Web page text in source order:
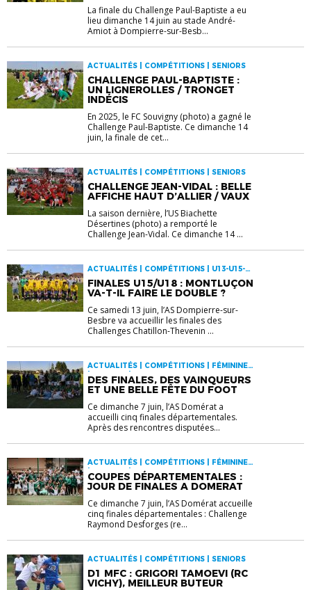
La finale du Challenge Paul-Baptiste a eu
lieu dimanche 14 juin au stade André-
Amiot à Dompierre-sur-Besb...
ACTUALITÉS | COMPÉTITIONS | SENIORS
CHALLENGE PAUL-BAPTISTE :
UN LIGNEROLLES / TRONGET
INDÉCIS
En 2025, le FC Souvigny (photo) a gagné le
Challenge Paul-Baptiste. Ce dimanche 14
juin, la finale de cet...
ACTUALITÉS | COMPÉTITIONS | SENIORS
CHALLENGE JEAN-VIDAL : BELLE
AFFICHE HAUT D’ALLIER / VAUX
La saison dernière, l’US Biachette
Désertines (photo) a remporté le
Challenge Jean-Vidal. Ce dimanche 14 ...
ACTUALITÉS | COMPÉTITIONS | U13-U15-
FINALES U15/U18 : MONTLUÇON
VA-T-IL FAIRE LE DOUBLE ?
Ce samedi 13 juin, l’AS Dompierre-sur-
Besbre va accueillir les finales des
Challenges Chatillon-Thevenin ...
ACTUALITÉS | COMPÉTITIONS | FÉMININES
| SENIORS | U13-U15-U18
DES FINALES, DES VAINQUEURS
ET UNE BELLE FÊTE DU FOOT
Ce dimanche 7 juin, l’AS Domérat a
accueilli cinq finales départementales.
Après des rencontres disputées...
ACTUALITÉS | COMPÉTITIONS | FÉMININES
| SENIORS | U13-U15-U18
COUPES DÉPARTEMENTALES :
JOUR DE FINALES A DOMERAT
Ce dimanche 7 juin, l’AS Domérat accueille
cinq finales départementales : Challenge
Raymond Desforges (re...
ACTUALITÉS | COMPÉTITIONS | SENIORS
D1 MFC : GRIGORI TAMOEVI (RC
VICHY), MEILLEUR BUTEUR